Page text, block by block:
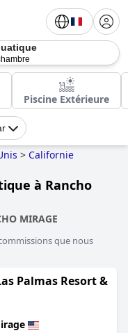
Piscine Extérieure
> Californie
à Rancho
MIRAGE
que nous
Palmas Resort &